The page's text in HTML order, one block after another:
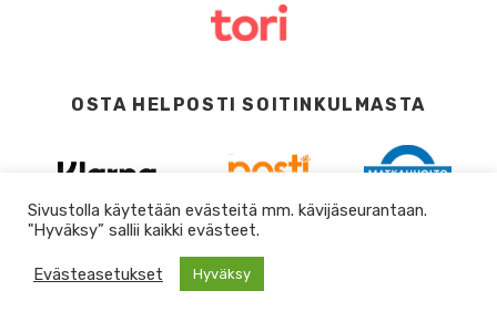
OSTA HELPOSTI SOITINKULMASTA
DESIGN BYDIGITAALI
Sivustolla käytetään evästeitä mm. kävijäseurantaan.
"Hyväksy” sallii kaikki evästeet.
Evästeasetukset Hyväksy